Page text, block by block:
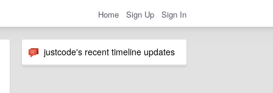
Home Sign Up Sign In
justcode's recent timeline updates